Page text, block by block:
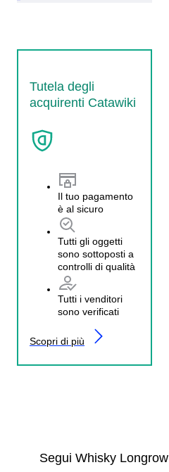
Tutela degli
acquirenti Catawiki
Il tuo pagamento
è al sicuro
Tutti gli oggetti
sono sottoposti a
controlli di qualità
Tutti i venditori
sono verificati
Scopri di più
Segui Whisky Longrow